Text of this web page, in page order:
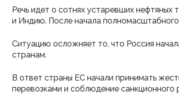
Речь идет о сотнях устаревших нефтяных
и Индию. После начала
Ситуацию осложняет то, что Россия
странам.
В ответ страны ЕС начали принимать
перевозками и соблюдение санкционного